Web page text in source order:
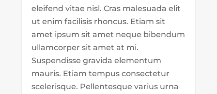
eleifend vitae nisl. Cras malesuada elit
ut enim facilisis rhoncus. Etiam sit
amet ipsum sit amet neque bibendum
ullamcorper sit amet at mi.
Suspendisse gravida elementum
mauris. Etiam tempus consectetur
scelerisque. Pellentesque varius urna